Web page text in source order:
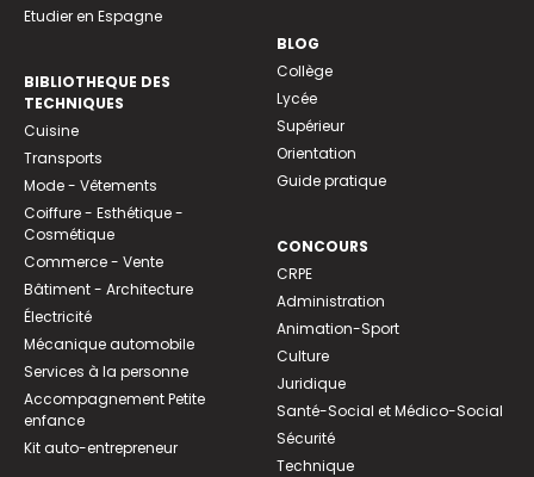
Etudier en Espagne
BIBLIOTHEQUE DES
TECHNIQUES
Cuisine
Transports
Mode - Vêtements
Coiffure - Esthétique -
Cosmétique
Commerce - Vente
Bâtiment - Architecture
Électricité
Mécanique automobile
Services à la personne
Accompagnement Petite
enfance
Kit auto-entrepreneur
BLOG
Collège
Lycée
Supérieur
Orientation
Guide pratique
CONCOURS
CRPE
Administration
Animation-Sport
Culture
Juridique
Santé-Social et Médico-Social
Sécurité
Technique